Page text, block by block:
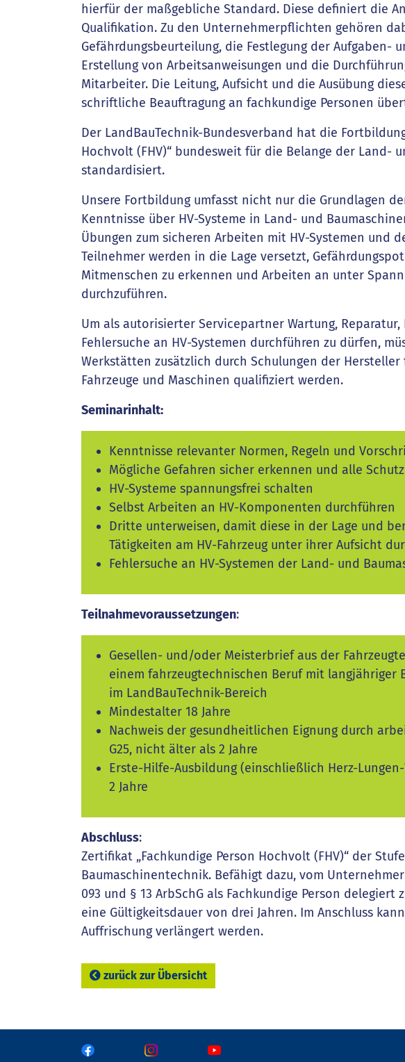
hierfür der maßgebliche Standard. Diese definiert die
Qualifikation. Zu den Unternehmerpflichten gehören
Gefährdungsbeurteilung, die Festlegung der Aufgaben-
Erstellung von Arbeitsanweisungen und die
Mitarbeiter. Die Leitung, Aufsicht und die Ausübung
schriftliche Beauftragung an fachkundige Personen
Der LandBauTechnik-Bundesverband hat die
Hochvolt (FHV)“ bundesweit für die Belange der Land-
standardisiert.
Unsere Fortbildung umfasst nicht nur die Grundlagen
Kenntnisse über HV-Systeme in Land- und
Übungen zum sicheren Arbeiten mit HV-Systemen und
Teilnehmer werden in die Lage versetzt,
Mitmenschen zu erkennen und Arbeiten an unter
durchzuführen.
Um als autorisierter Servicepartner Wartung,
Fehlersuche an HV-Systemen durchführen zu dürfen,
Werkstätten zusätzlich durch Schulungen der
Fahrzeuge und Maschinen qualifiziert werden.
Seminarinhalt:
Kenntnisse relevanter Normen, Regeln und
Mögliche Gefahren sicher erkennen und alle
HV-Systeme spannungsfrei schalten
Selbst Arbeiten an HV-Komponenten durchführen
Dritte unterweisen, damit diese in der Lage und
Tätigkeiten am HV-Fahrzeug unter ihrer Aufsicht
Fehlersuche an HV-Systemen der Land- und
Teilnahmevoraussetzungen:
Gesellen- und/oder Meisterbrief aus der
einem fahrzeugtechnischen Beruf mit langjähriger
im LandBauTechnik-Bereich
Mindestalter 18 Jahre
Nachweis der gesundheitlichen Eignung durch
G25, nicht älter als 2 Jahre
Erste-Hilfe-Ausbildung (einschließlich Herz-
2 Jahre
Abschluss:
Zertifikat „Fachkundige Person Hochvolt (FHV)“ der
Baumaschinentechnik. Befähigt dazu, vom
093 und § 13 ArbSchG als Fachkundige Person
eine Gültigkeitsdauer von drei Jahren. Im Anschluss
Auffrischung verlängert werden.
zurück zur Übersicht